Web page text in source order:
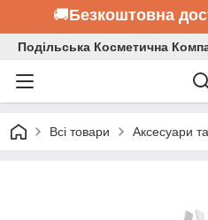
🚚Безкоштовна
Подільська Косметична
Всі товари Аксесуари